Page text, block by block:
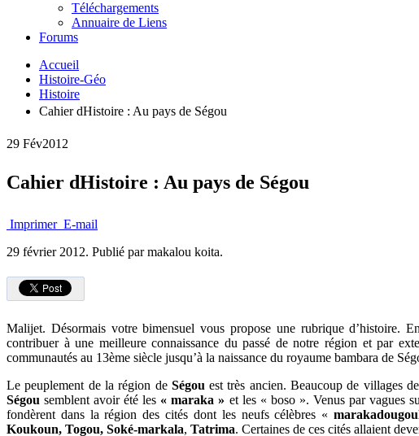
Téléchargements
Annuaire de Liens
Forums
Accueil
Histoire-Géo
Histoire
Cahier dHistoire : Au pays de Ségou
29 Fév2012
Cahier dHistoire : Au pays de Ségou
Imprimer E-mail
29 février 2012. Publié par makalou koita.
Malijet. Désormais votre bimensuel vous propose une rubrique d’histoire.
contribuer à une meilleure connaissance du passé de notre région et par
communautés au 13ème siècle jusqu’à la naissance du royaume bambara de
Le peuplement de la région de Ségou est très ancien. Beaucoup de villages
Ségou semblent avoir été les « maraka » et les « boso ». Venus par vagues
fondèrent dans la région des cités dont les neufs célèbres «
Koukoun, Togou, Soké-markala, Tatrima. Certaines de ces cités allaient